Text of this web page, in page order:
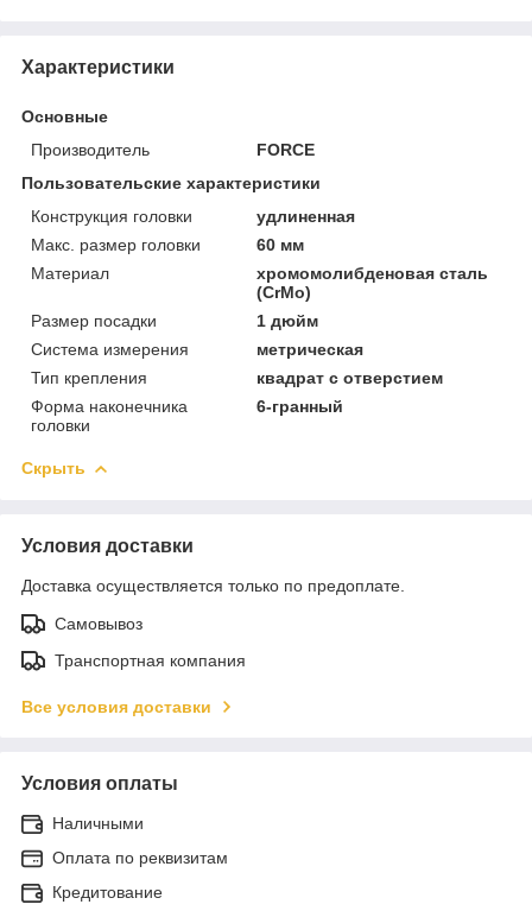
Характеристики
Основные
Производитель
FORCE
Пользовательские характеристики
Конструкция головки
удлиненная
Макс. размер головки
60 мм
Материал
хромомолибденовая сталь
(CrMo)
Размер посадки
1 дюйм
Система измерения
метрическая
Тип крепления
квадрат с отверстием
Форма наконечника
головки
6-гранный
Скрыть
Условия доставки
Доставка осуществляется только по предоплате.
Самовывоз
Транспортная компания
Все условия доставки
Условия оплаты
Наличными
Оплата по реквизитам
Кредитование